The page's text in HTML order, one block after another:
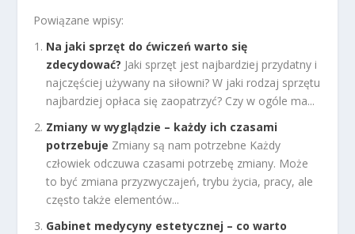
Powiązane wpisy:
Na jaki sprzęt do ćwiczeń warto się
zdecydować? Jaki sprzęt jest najbardziej przydatny i
najczęściej używany na siłowni? W jaki rodzaj sprzętu
najbardziej opłaca się zaopatrzyć? Czy w ogóle ma...
Zmiany w wyglądzie – każdy ich czasami
potrzebuje Zmiany są nam potrzebne Każdy
człowiek odczuwa czasami potrzebę zmiany. Może
to być zmiana przyzwyczajeń, trybu życia, pracy, ale
często także elementów...
Gabinet medycyny estetycznej – co warto